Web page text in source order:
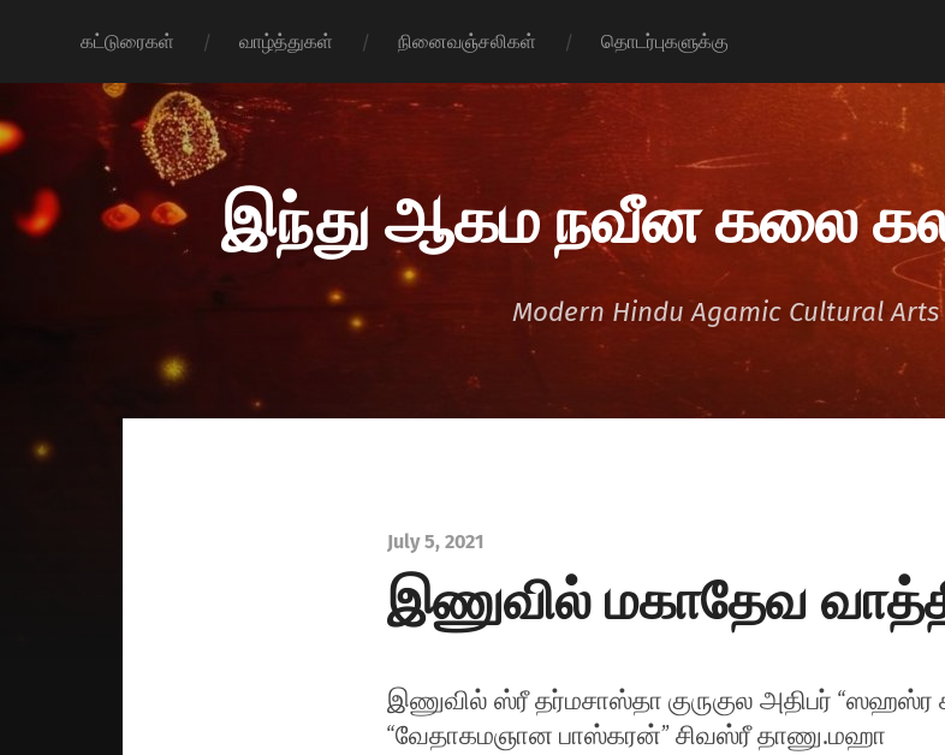
கட்டுரைகள் வாழ்த்துகள் நினைவஞ்சலிகள் தொடர்புகளுக்கு
இந்து ஆகம நவீன கலை
Modern Hindu Agamic Cultural
July 5, 2021
இணுவில் மகாதேவ
இணுவில் ஸ்ரீ தர்மசாஸ்தா குருகுல அதிபர் “ஸஹஸ்ர
“வேதாகமஞான பாஸ்கரன்” சிவஸ்ரீ தாணு.மஹா